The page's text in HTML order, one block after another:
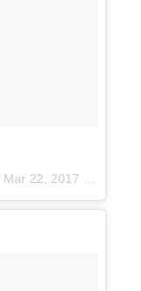
Mar 22, 2017 at 9:28am PDT